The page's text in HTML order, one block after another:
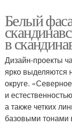
Белый
в
Дизайн-проекты
ярко выделяются
округе.
и
а также четких
базовыми тонами